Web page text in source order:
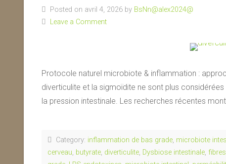
Posted on avril 4, 2026 by BsNn@alex2024@
Leave a Comment
Protocole naturel microbiote & inflammation :
diverticulite et la sigmoïdite ne sont plus
la pression intestinale. Les recherches récentes
Category: inflammation de bas grade, microbiote
cerveau, butyrate, diverticulite, Dysbiose intestinale,